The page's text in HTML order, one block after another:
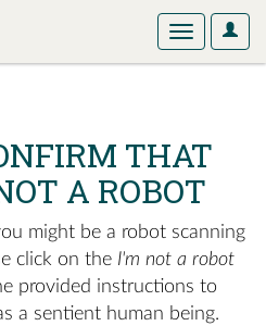
User
Toggle
THAT
A ROBOT
might be a robot scanning
click on the I'm not a robot
provided instructions to
a sentient human being.